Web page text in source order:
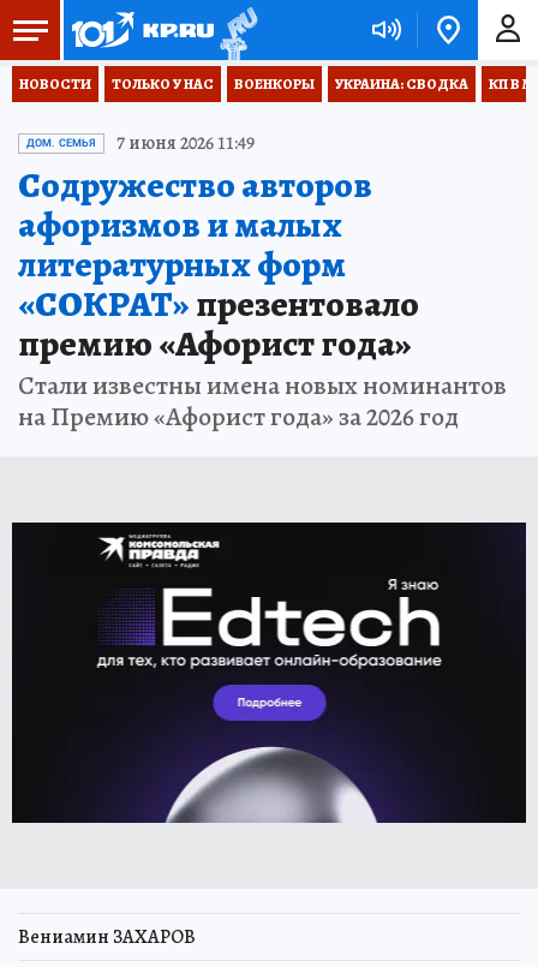
НОВОСТИ ТОЛЬКО У НАС ВОЕНКОРЫ УКРАИНА: СВОДКА КП В
ДОМ. СЕМЬЯ 7 июня 2026 11:49
Содружество авторов
афоризмов и малых
литературных форм
«СОКРАТ»презентовало
премию «Афорист года»
Стали известны имена новых номинантов
на Премию «Афорист года» за 2026 год
Вениамин ЗАХАРОВ